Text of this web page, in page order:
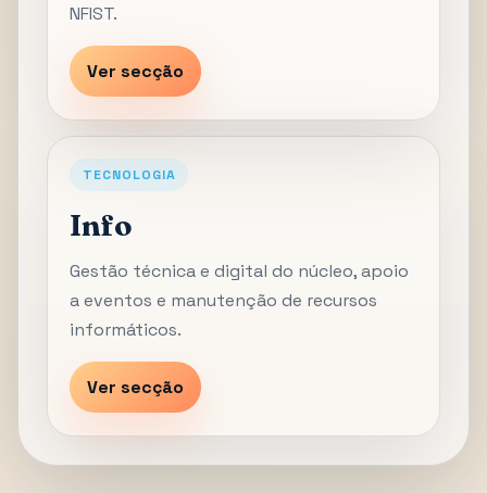
NFIST.
Ver secção
TECNOLOGIA
Info
Gestão técnica e digital do núcleo, apoio
a eventos e manutenção de recursos
informáticos.
Ver secção